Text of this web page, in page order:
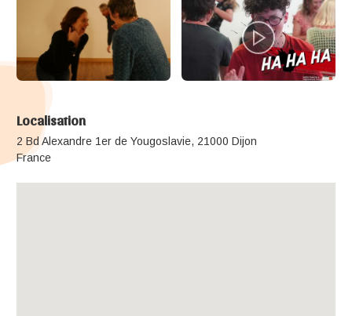
Localisation
2 Bd Alexandre 1er de Yougoslavie, 21000 Dijon
France